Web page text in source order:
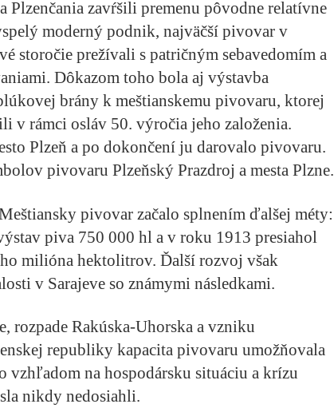
Plzenčania zavŕšili premenu pôvodne relatívne
moderný podnik, najväčší pivovar v
storočie prežívali s patričným sebavedomím a
Dôkazom toho bola aj výstavba
brány k meštianskemu pivovaru, ktorej
v rámci osláv 50. výročia jeho založenia.
Plzeň a po dokončení ju darovalo pivovaru.
pivovaru Plzeňský Prazdroj a mesta Plzne.
pivovar začalo splnením ďalšej méty:
piva 750 000 hl a v roku 1913 presiahol
milióna hektolitrov. Ďalší rozvoj však
v Sarajeve so známymi následkami.
rozpade Rakúska-Uhorska a vzniku
republiky kapacita pivovaru umožňovala
vzhľadom na hospodársku situáciu a krízu
nikdy nedosiahli.